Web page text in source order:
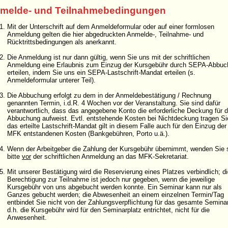
und Teilnahmebedingungen
Mit der Unterschrift auf dem Anmeldeformular oder auf einer formlosen
Anmeldung gelten die hier abgedruckten Anmelde-, Teilnahme- und
Rücktrittsbedingungen als anerkannt.
Die Anmeldung ist nur dann gültig, wenn Sie uns mit der schriftlichen
Anmeldung eine Erlaubnis zum Einzug der Kursgebühr durch SEPA-
erteilen, indem Sie uns ein SEPA-Lastschrift-Mandat erteilen (s.
Anmeldeformular unterer Teil).
Die Abbuchung erfolgt zu dem in der Anmeldebestätigung / Rechnung
genannten Termin, i.d.R. 4 Wochen vor der Veranstaltung. Sie sind dafür
verantwortlich, dass das angegebene Konto die erforderliche Deckung für
Abbuchung aufweist. Evtl. entstehende Kosten bei Nichtdeckung tragen
das erteilte Lastschrift-Mandat gilt in diesem Falle auch für den Einzug der
MFK entstandenen Kosten (Bankgebühren, Porto u.ä.).
Wenn der Arbeitgeber die Zahlung der Kursgebühr übernimmt, wenden Sie
bitte vorder schriftlichen Anmeldung an das MFK-Sekretariat.
Mit unserer Bestätigung wird die Reservierung eines Platzes verbindlich;
Berechtigung zur Teilnahme ist jedoch nur gegeben, wenn die jeweilige
Kursgebühr von uns abgebucht werden konnte. Ein Seminar kann nur als
Ganzes gebucht werden; die Abwesenheit an einem einzelnen Termin/Tag
entbindet Sie nicht von der Zahlungsverpflichtung für das gesamte
d.h. die Kursgebühr wird für den Seminarplatz entrichtet, nicht für die
Anwesenheit.